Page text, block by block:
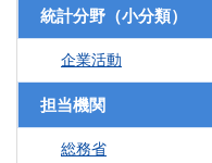
統計分野（小分類）
企業活動
担当機関
総務省